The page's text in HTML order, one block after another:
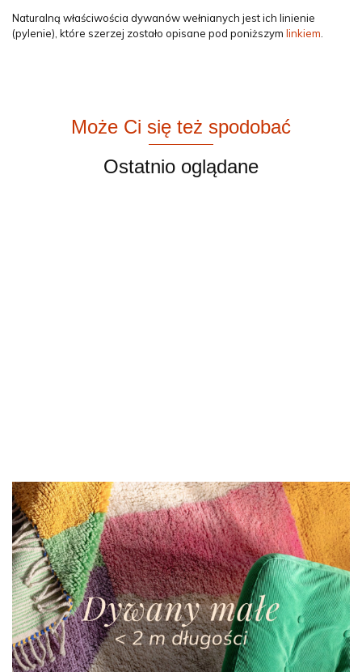
Naturalną właściwościa dywanów wełnianych jest ich linienie
(pylenie), które szerzej zostało opisane pod poniższym linkiem.
Może Ci się też spodobać
Ostatnio oglądane